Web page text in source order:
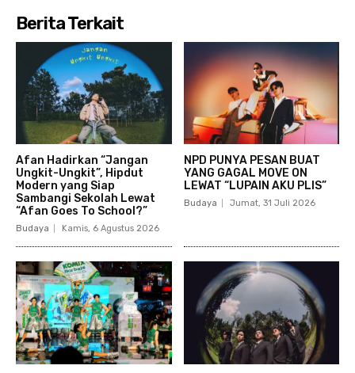
Berita Terkait
Afan Hadirkan “Jangan
Ungkit-Ungkit”, Hipdut
Modern yang Siap
Sambangi Sekolah Lewat
“Afan Goes To School?”
Budaya Kamis, 6 Agustus 2026
NPD PUNYA PESAN BUAT
YANG GAGAL MOVE ON
LEWAT “LUPAIN AKU PLIS”
Budaya Jumat, 31 Juli 2026